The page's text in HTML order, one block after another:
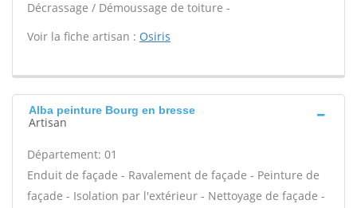
Décrassage / Démoussage de toiture -
Voir la fiche artisan : Osiris
Alba peinture Bourg en bresse
Artisan
Département: 01
Enduit de façade - Ravalement de façade - Peinture de
façade - Isolation par l'extérieur - Nettoyage de façade -